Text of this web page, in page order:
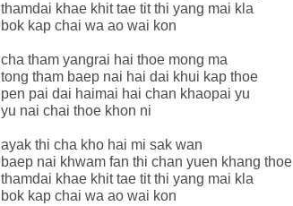
thamdai khae khit tae tit thi yang mai kla
bok kap chai wa ao wai kon
cha tham yangrai hai thoe mong ma
tong tham baep nai hai dai khui kap thoe
pen pai dai haimai hai chan khaopai yu
yu nai chai thoe khon ni
ayak thi cha kho hai mi sak wan
baep nai khwam fan thi chan yuen khang thoe
thamdai khae khit tae tit thi yang mai kla
bok kap chai wa ao wai kon